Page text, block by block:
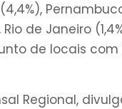
de Janeiro
de locais
Regional,